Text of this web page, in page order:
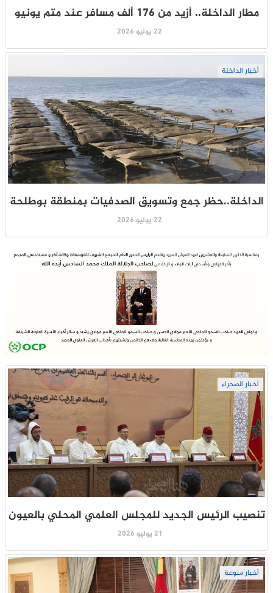
مطار الداخلة.. أزيد من 176 ألف مسافر عند متم يونيو
22 يوليو 2026
أخبار الداخلة
الداخلة..حظر جمع وتسويق الصدفيات بمنطقة بوطلحة
22 يوليو 2026
أخبار الصحراء
تنصيب الرئيس الجديد للمجلس العلمي المحلي بالعيون
21 يوليو 2026
أخبار منوعة